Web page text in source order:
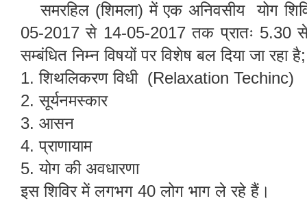
समरहिल (शिमला) में एक अनिवसीय योग
05-2017 से 14-05-2017 तक प्रातः 5.30
सम्बंधित निम्न विषयों पर विशेष बल दिया जा रहा
1. शिथलिकरण विधी (Relaxation Techinc)
2. सूर्यनमस्कार
3. आसन
4. प्राणायाम
5. योग की अवधारणा
इस शिविर में लगभग 40 लोग भाग ले रहे हैं।